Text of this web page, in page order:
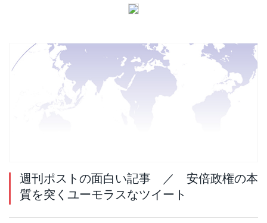
週刊ポストの面白い記事 ／ 安倍政権の本
質を突くユーモラスなツイート